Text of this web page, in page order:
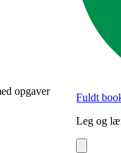
opgaver
Fuldt
Leg og